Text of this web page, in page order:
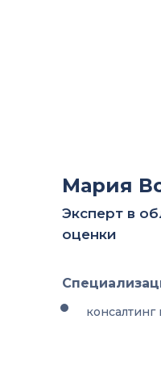
Мария
Эксперт в
оценки
консалтинг